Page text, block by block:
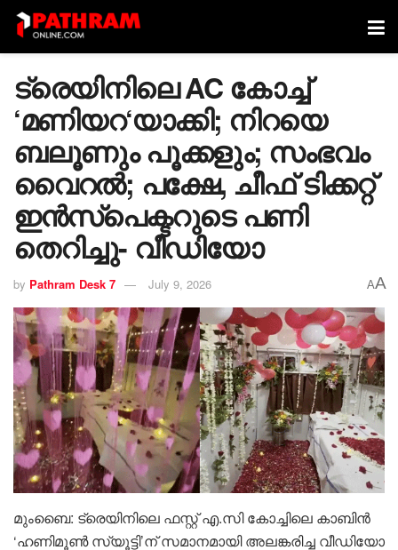
ട്രെയിനിലെ AC കോച്ച്
‘മണിയറ‘യാക്കി; നിറയെ
ബലൂണും പൂക്കളും; സംഭവം
വൈറൽ; പക്ഷേ, ചീഫ് ടിക്കറ്റ്
ഇൻസ്‌പെക്ടറുടെ പണി
തെറിച്ചു- വീഡിയോ
by Pathram Desk 7 July 9, 2026 AA
മുംബൈ: ട്രെയിനിലെ ഫസ്റ്റ് എ.സി കോച്ചിലെ കാബിൻ
‘ഹണിമൂൺ സ്യൂട്ടി’ന് സമാനമായി അലങ്കരിച്ച വീഡിയോ